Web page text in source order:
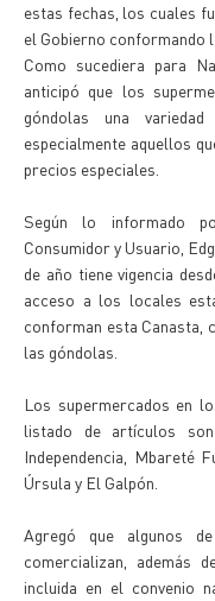
estas fechas, los cuales
el Gobierno conformando
Como sucediera para
anticipó que los
góndolas una
especialmente aquellos
precios especiales.
Según lo informado
Consumidor y Usuario,
de año tiene vigencia
acceso a los locales
conforman esta Canasta,
las góndolas.
Los supermercados en
listado de artículos
Independencia, Mbareté
Úrsula y El Galpón.
Agregó que algunos
comercializan, además
incluida en el convenio